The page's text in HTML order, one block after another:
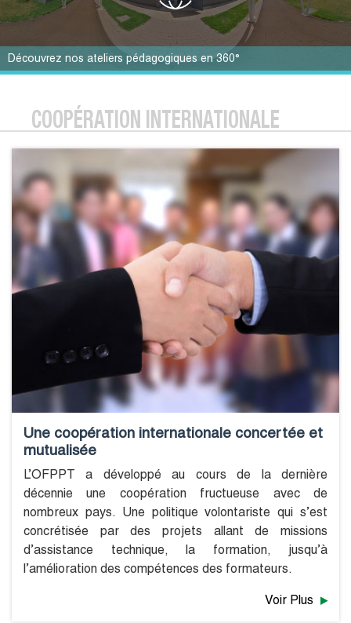
Découvrez nos ateliers pédagogiques en 360°
COOPÉRATION INTERNATIONALE
Une coopération internationale concertée et
mutualisée
L’OFPPT a développé au cours de la dernière
décennie une coopération fructueuse avec de
nombreux pays. Une politique volontariste qui s’est
concrétisée par des projets allant de missions
d’assistance technique, la formation, jusqu’à
l’amélioration des compétences des formateurs.
Voir Plus